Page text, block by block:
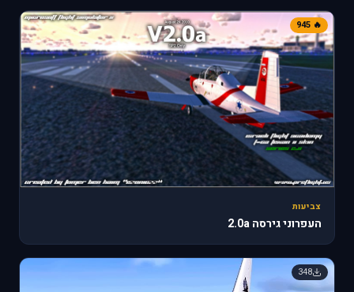
🔥 945
צביעות
העפרוני גירסה 2.0a
348